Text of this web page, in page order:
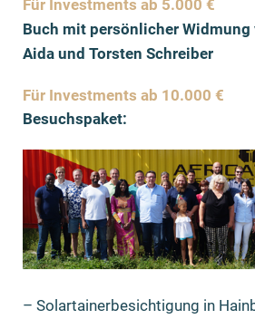
Für Investments ab 5.000 €
Buch mit persönlicher Widmung
Aida und Torsten Schreiber
Für Investments ab 10.000 €
Besuchspaket:
– Solartainerbesichtigung in